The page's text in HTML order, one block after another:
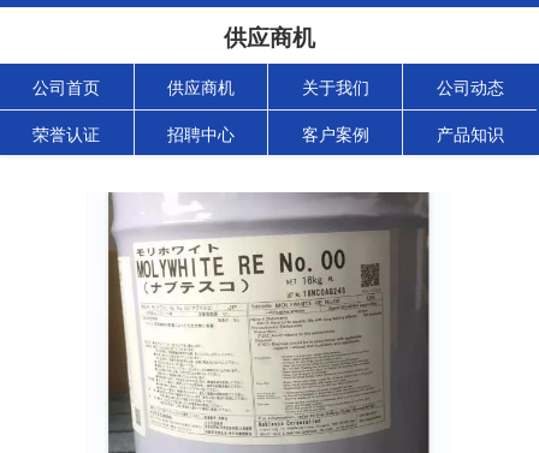
供应商机
公司首页 供应商机 关于我们 公司动态
荣誉认证 招聘中心 客户案例 产品知识